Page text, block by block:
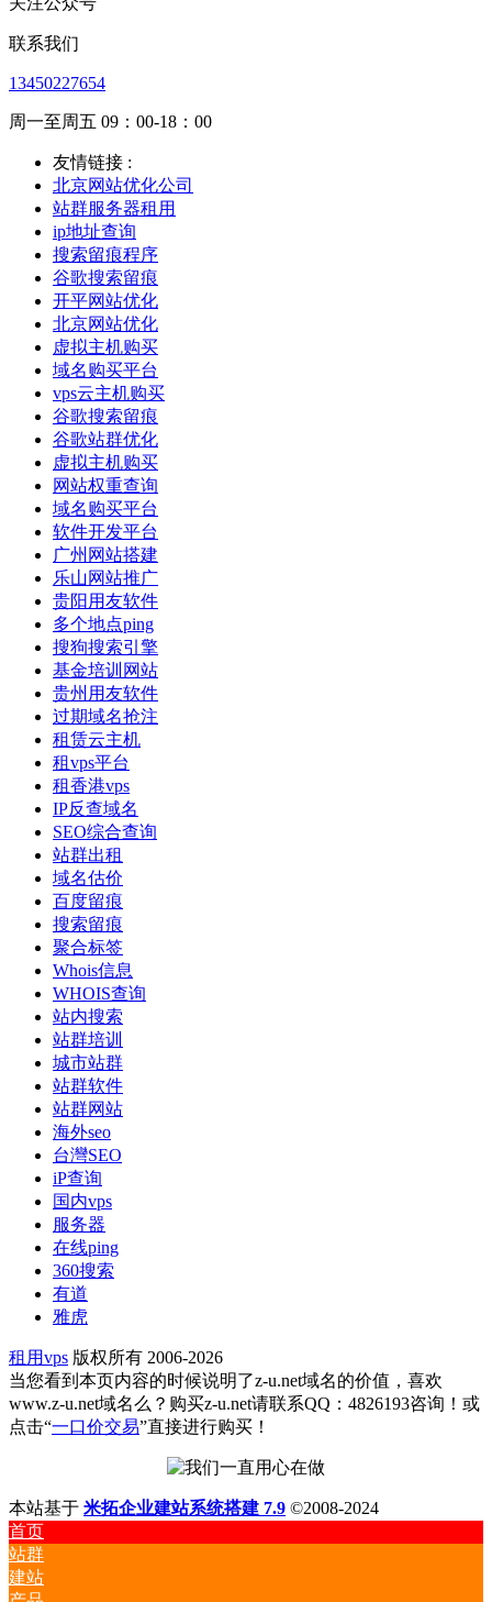
联系我们
13450227654
周一至周五 09：00-18：00
友情链接 :
北京网站优化公司
站群服务器租用
ip地址查询
搜索留痕程序
谷歌搜索留痕
开平网站优化
北京网站优化
虚拟主机购买
域名购买平台
vps云主机购买
谷歌搜索留痕
谷歌站群优化
虚拟主机购买
网站权重查询
域名购买平台
软件开发平台
广州网站搭建
乐山网站推广
贵阳用友软件
多个地点ping
搜狗搜索引擎
基金培训网站
贵州用友软件
过期域名抢注
租赁云主机
租vps平台
租香港vps
IP反查域名
SEO综合查询
站群出租
域名估价
百度留痕
搜索留痕
聚合标签
Whois信息
WHOIS查询
站内搜索
站群培训
城市站群
站群软件
站群网站
海外seo
台灣SEO
iP查询
国内vps
服务器
在线ping
360搜索
有道
雅虎
租用vps 版权所有 2006-2026
当您看到本页内容的时候说明了z-u.net域名的价值，喜欢
www.z-u.net域名么？购买z-u.net请联系QQ：4826193咨询！或
点击“一口价交易”直接进行购买！
本站基于 米拓企业建站系统搭建 7.9 ©2008-2024
首页
站群
建站